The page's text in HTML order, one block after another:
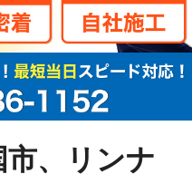
、リンナ